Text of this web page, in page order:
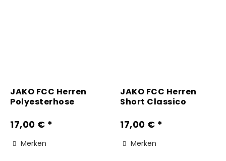
JAKO FCC Herren
Polyesterhose
17,00 € *
Merken
JAKO FCC Herren
Short Classico
17,00 € *
Merken